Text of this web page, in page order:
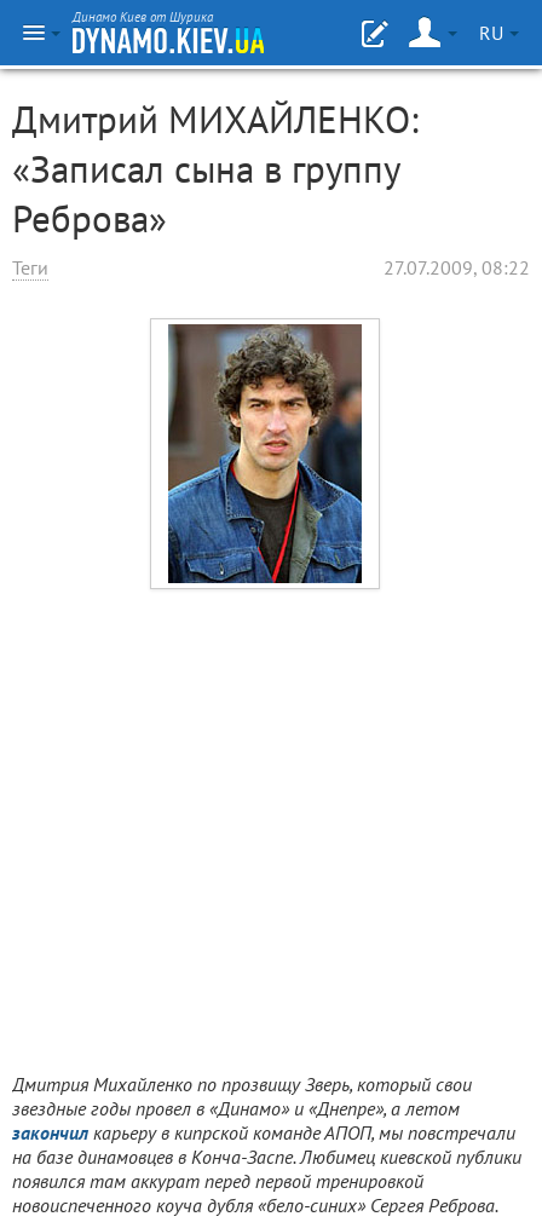
Динамо Киев от Шурика
RU
Дмитрий МИХАЙЛЕНКО:
«Записал сына в группу
Реброва»
Теги 27.07.2009, 08:22
Дмитрия Михайленко по прозвищу Зверь, который свои
звездные годы провел в «Динамо» и «Днепре», а летом
закончил карьеру в кипрской команде АПОП, мы повстреча­ли
на базе динамовцев в Конча-Заспе. Любимец киевской пуб­лики
появился там аккурат перед первой тренировкой
новоиспеченного коуча дубля «бело-синих» Сергея Реброва.